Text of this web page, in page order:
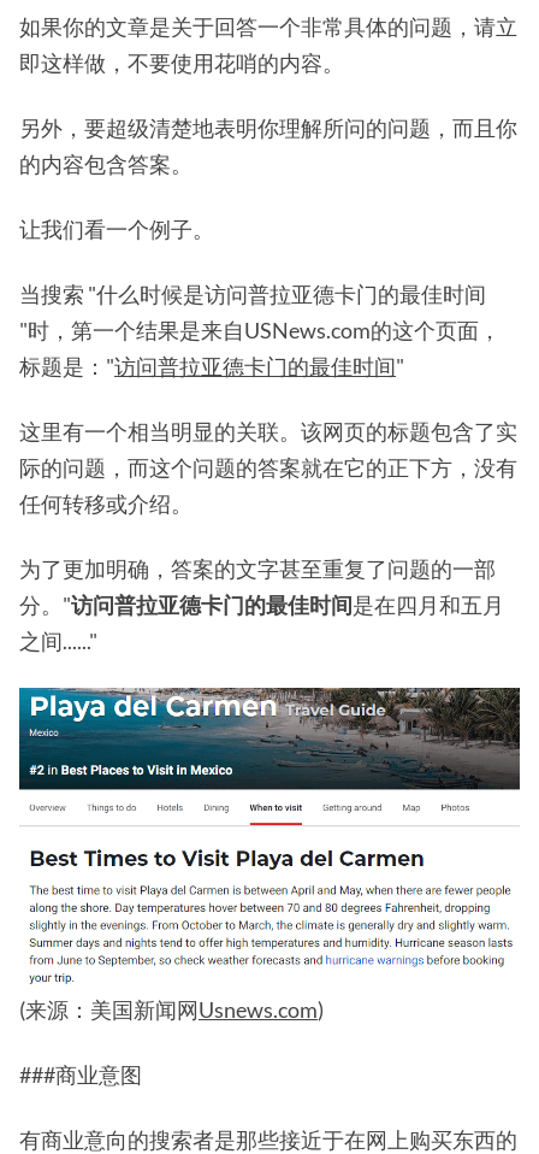
如果你的文章是关于回答一个非常具体的问题，请立
即这样做，不要使用花哨的内容。
另外，要超级清楚地表明你理解所问的问题，而且你
的内容包含答案。
让我们看一个例子。
当搜索 "什么时候是访问普拉亚德卡门的最佳时间
"时，第一个结果是来自USNews.com的这个页面，
标题是："访问普拉亚德卡门的最佳时间"
这里有一个相当明显的关联。该网页的标题包含了实
际的问题，而这个问题的答案就在它的正下方，没有
任何转移或介绍。
为了更加明确，答案的文字甚至重复了问题的一部
分。"访问普拉亚德卡门的最佳时间是在四月和五月
之间......"
(来源：美国新闻网Usnews.com)
###商业意图
有商业意向的搜索者是那些接近于在网上购买东西的